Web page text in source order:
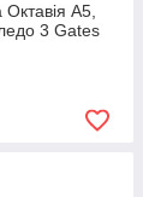
А5,
3 Gates